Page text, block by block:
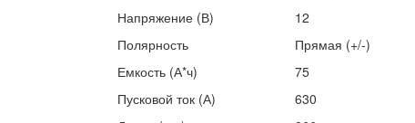
Напряжение (В)
12
Полярность
Прямая (+/-)
Емкость (А*ч)
75
Пусковой ток (А)
630